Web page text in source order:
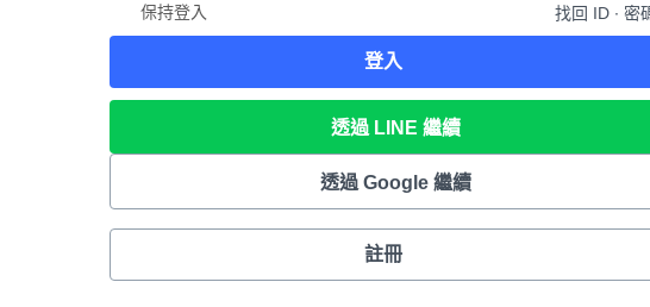
保持登入 找回 ID ∙ 密
登入
透過 LINE 繼續
透過 Google 繼續
註冊